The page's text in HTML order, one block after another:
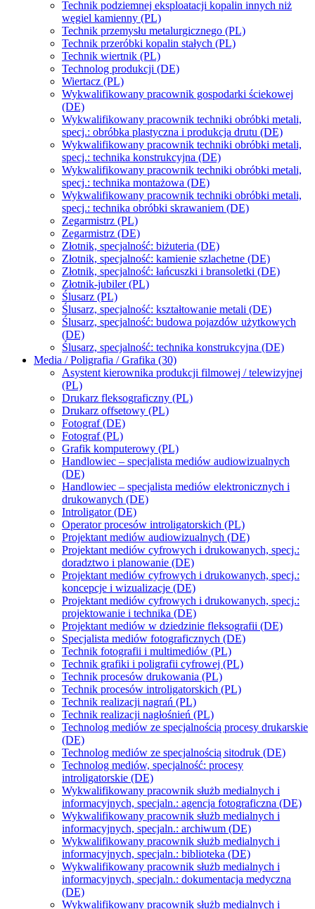
Technik podziemnej eksploatacji kopalin innych niż
węgiel kamienny (PL)
Technik przemysłu metalurgicznego (PL)
Technik przeróbki kopalin stałych (PL)
Technik wiertnik (PL)
Technolog produkcji (DE)
Wiertacz (PL)
Wykwalifikowany pracownik gospodarki ściekowej
(DE)
Wykwalifikowany pracownik techniki obróbki metali,
specj.: obróbka plastyczna i produkcja drutu (DE)
Wykwalifikowany pracownik techniki obróbki metali,
specj.: technika konstrukcyjna (DE)
Wykwalifikowany pracownik techniki obróbki metali,
specj.: technika montażowa (DE)
Wykwalifikowany pracownik techniki obróbki metali,
specj.: technika obróbki skrawaniem (DE)
Zegarmistrz (PL)
Zegarmistrz (DE)
Złotnik, specjalność: biżuteria (DE)
Złotnik, specjalność: kamienie szlachetne (DE)
Złotnik, specjalność: łańcuszki i bransoletki (DE)
Złotnik-jubiler (PL)
Ślusarz (PL)
Ślusarz, specjalność: kształtowanie metali (DE)
Ślusarz, specjalność: budowa pojazdów użytkowych
(DE)
Ślusarz, specjalność: technika konstrukcyjna (DE)
Media / Poligrafia / Grafika (30)
Asystent kierownika produkcji filmowej / telewizyjnej
(PL)
Drukarz fleksograficzny (PL)
Drukarz offsetowy (PL)
Fotograf (DE)
Fotograf (PL)
Grafik komputerowy (PL)
Handlowiec – specjalista mediów audiowizualnych
(DE)
Handlowiec – specjalista mediów elektronicznych i
drukowanych (DE)
Introligator (DE)
Operator procesów introligatorskich (PL)
Projektant mediów audiowizualnych (DE)
Projektant mediów cyfrowych i drukowanych, specj.:
doradztwo i planowanie (DE)
Projektant mediów cyfrowych i drukowanych, specj.:
koncepcje i wizualizacje (DE)
Projektant mediów cyfrowych i drukowanych, specj.:
projektowanie i technika (DE)
Projektant mediów w dziedzinie fleksografii (DE)
Specjalista mediów fotograficznych (DE)
Technik fotografii i multimediów (PL)
Technik grafiki i poligrafii cyfrowej (PL)
Technik procesów drukowania (PL)
Technik procesów introligatorskich (PL)
Technik realizacji nagrań (PL)
Technik realizacji nagłośnień (PL)
Technolog mediów ze specjalnością procesy drukarskie
(DE)
Technolog mediów ze specjalnością sitodruk (DE)
Technolog mediów, specjalność: procesy
introligatorskie (DE)
Wykwalifikowany pracownik służb medialnych i
informacyjnych, specjaln.: agencja fotograficzna (DE)
Wykwalifikowany pracownik służb medialnych i
informacyjnych, specjaln.: archiwum (DE)
Wykwalifikowany pracownik służb medialnych i
informacyjnych, specjaln.: biblioteka (DE)
Wykwalifikowany pracownik służb medialnych i
informacyjnych, specjaln.: dokumentacja medyczna
(DE)
Wykwalifikowany pracownik służb medialnych i